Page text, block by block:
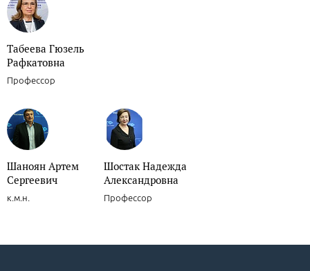
Табеева Гюзель
Рафкатовна
Профессор
Шаноян Артем
Сергеевич
к.м.н.
Шостак Надежда
Александровна
Профессор